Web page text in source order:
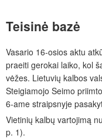
Teisinė bazė
Vasario 16-osios aktu
praeiti gerokai laiko, kol
vėžes. Lietuvių kalbos
Steigiamojo Seimo
6-ame straipsnyje
Vietinių kalbų vartojimą
p. 1).